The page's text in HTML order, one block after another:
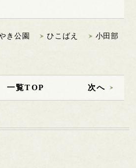
き公園 ひこばえ
小田部
一覧TOP 次へ